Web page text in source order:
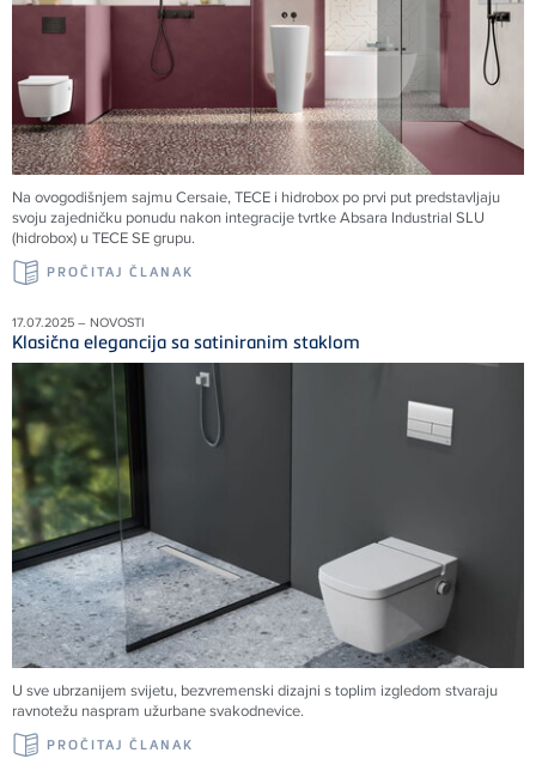
Na ovogodišnjem sajmu Cersaie, TECE i hidrobox po prvi put predstavljaju
svoju zajedničku ponudu nakon integracije tvrtke Absara Industrial SLU
(hidrobox) u TECE SE grupu.
PROČITAJ ČLANAK
17.07.2025 – NOVOSTI
Klasična elegancija sa satiniranim staklom
U sve ubrzanijem svijetu, bezvremenski dizajni s toplim izgledom stvaraju
ravnotežu naspram užurbane svakodnevice.
PROČITAJ ČLANAK